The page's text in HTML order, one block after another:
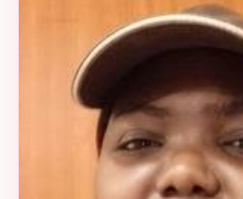
sécurité et protégée ! J’aime les petites attentions qui
font la différence… et je ne dis
improvisé surtout à deux ✨ Je cherche quelque chose de
sincère et à construire. Les adeptes
prévenir”, les allergiques à
quête d’ego boost… on va gagner
pour moi 😄 J’ai aussi quelques
tu cherches une silhouette fine,
temps… (et moi le mien 😅)